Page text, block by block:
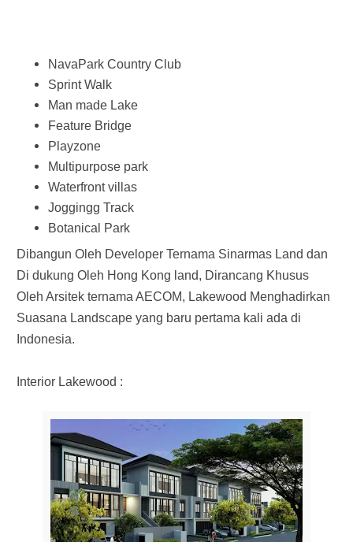
NavaPark Country Club
Sprint Walk
Man made Lake
Feature Bridge
Playzone
Multipurpose park
Waterfront villas
Joggingg Track
Botanical Park
Dibangun Oleh Developer Ternama Sinarmas Land dan
Di dukung Oleh Hong Kong land, Dirancang Khusus
Oleh Arsitek ternama AECOM, Lakewood Menghadirkan
Suasana Landscape yang baru pertama kali ada di
Indonesia.
Interior Lakewood :